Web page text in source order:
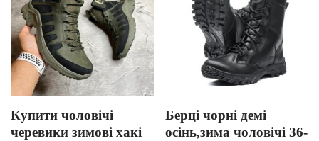
Купити чоловічі
черевики зимові хакі
Берці чорні демі
осінь,зима чоловічі 36-